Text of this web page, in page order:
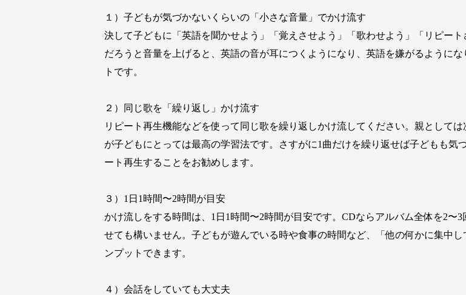
１）子どもが気づかないくらいの「小さな音量」でかけ流す
決して子どもに「英語を聞かせよう」「覚えさせよう」「歌わせよう」「リピー
だろうと音量を上げると、英語の音が耳につくようになり、英語を嫌がるように
トです。
２）同じ歌を「繰り返し」かけ流す
リピート再生機能などを使って同じ歌を繰り返しかけ流してください。親として
が子どもにとっては最高の学習法です。さすがに1曲だけを繰り返せば子どもも気
ート再生することをお勧めします。
３）1日1時間〜2時間が目安
かけ流しをする時間は、1日1時間〜2時間が目安です。CDならアルバム全体を2〜
せても構いません。子どもが遊んでいる時や食事の時間など、「他の何かに集中
ンプットできます。
４）会話をしていても大丈夫